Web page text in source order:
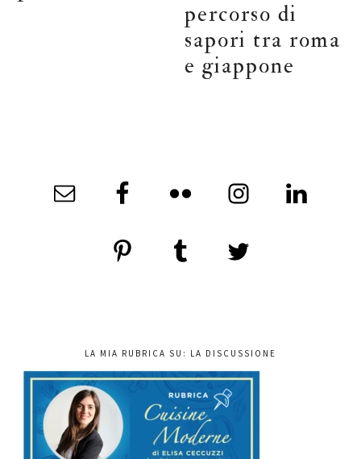
percorso di
sapori tra roma
e giappone
LA MIA RUBRICA SU: LA DISCUSSIONE